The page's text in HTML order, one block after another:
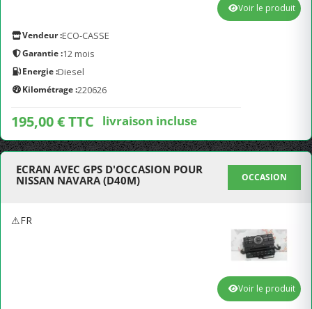
Vendeur :ECO-CASSE
Garantie :12 mois
Energie :Diesel
Kilométrage :220626
195,00 € TTC livraison incluse
Voir le produit
ECRAN AVEC GPS D'OCCASION POUR
NISSAN NAVARA (D40M)
OCCASION
⚠FR
Voir le produit